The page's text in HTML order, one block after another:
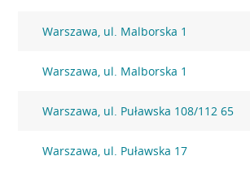
Warszawa, ul. Malborska 1
Warszawa, ul. Malborska 1
Warszawa, ul. Puławska 108/112 65
Warszawa, ul. Puławska 17